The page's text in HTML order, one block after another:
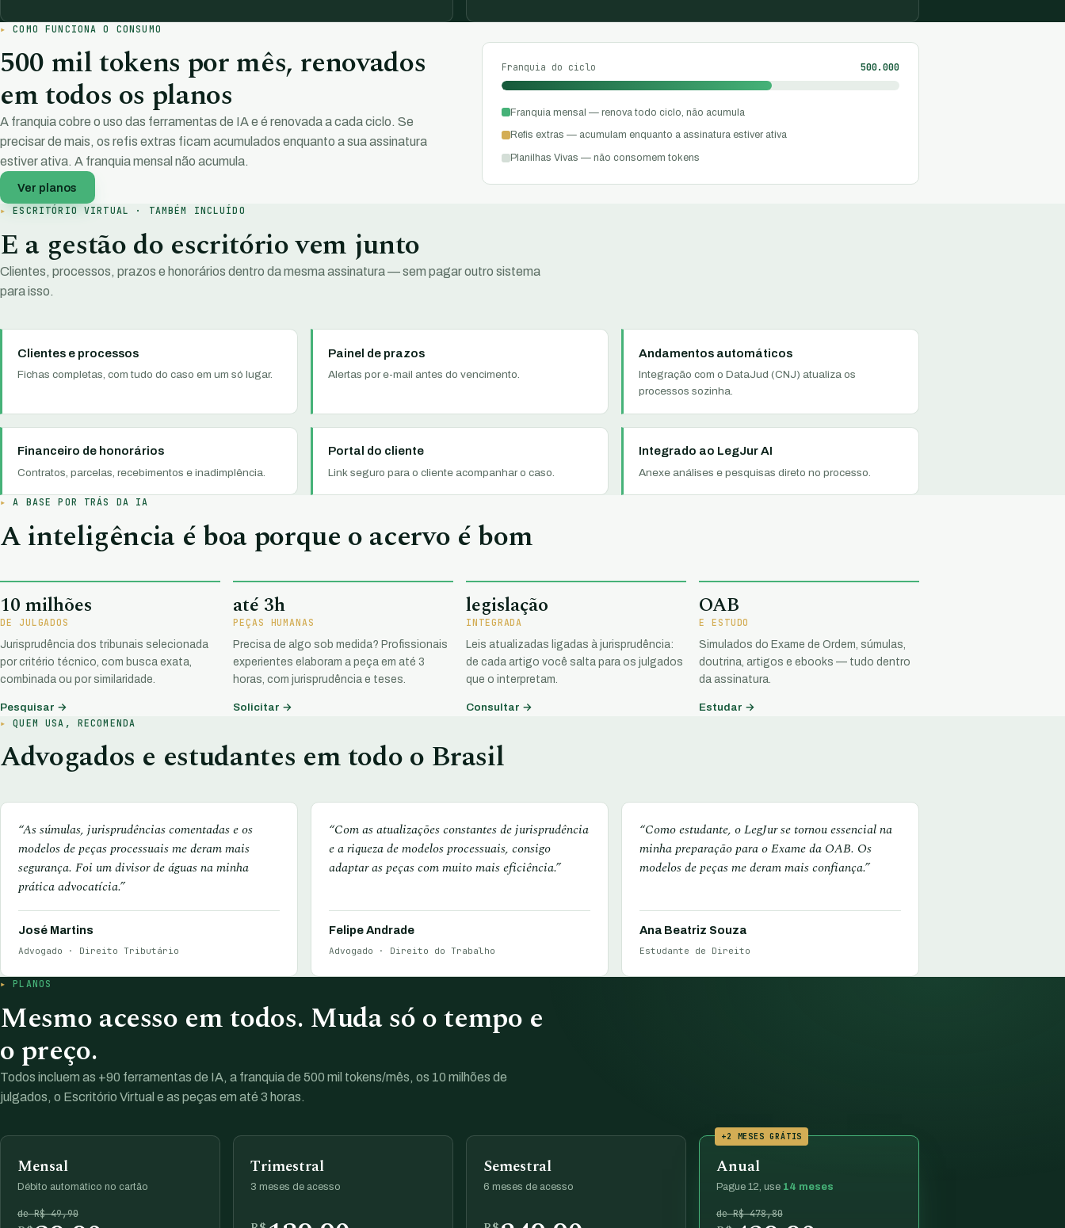
COMO FUNCIONA O CONSUMO
500 mil tokens por mês, renovados
em todos os planos
A franquia cobre o uso das ferramentas de IA e é renovada a cada ciclo. Se
precisar de mais, os refis extras ficam acumulados enquanto a sua assinatura
estiver ativa. A franquia mensal não acumula.
Ver planos
Franquia do ciclo 500.000
Franquia mensal — renova todo ciclo, não acumula
Refis extras — acumulam enquanto a assinatura estiver ativa
Planilhas Vivas — não consomem tokens
ESCRITÓRIO VIRTUAL · TAMBÉM INCLUÍDO
E a gestão do escritório vem junto
Clientes, processos, prazos e honorários dentro da mesma assinatura — sem pagar outro sistema
para isso.
Clientes e processos
Fichas completas, com tudo do caso em um só lugar.
Painel de prazos
Alertas por e-mail antes do vencimento.
Andamentos automáticos
Integração com o DataJud (CNJ) atualiza os
processos sozinha.
Financeiro de honorários
Contratos, parcelas, recebimentos e inadimplência.
Portal do cliente
Link seguro para o cliente acompanhar o caso.
Integrado ao LegJur AI
Anexe análises e pesquisas direto no processo.
A BASE POR TRÁS DA IA
A inteligência é boa porque o acervo é bom
10 milhões
DE JULGADOS
Jurisprudência dos tribunais selecionada
por critério técnico, com busca exata,
combinada ou por similaridade.
Pesquisar →
até 3h
PEÇAS HUMANAS
Precisa de algo sob medida? Profissionais
experientes elaboram a peça em até 3
horas, com jurisprudência e teses.
Solicitar →
legislação
INTEGRADA
Leis atualizadas ligadas à jurisprudência:
de cada artigo você salta para os julgados
que o interpretam.
Consultar →
OAB
E ESTUDO
Simulados do Exame de Ordem, súmulas,
doutrina, artigos e ebooks — tudo dentro
da assinatura.
Estudar →
QUEM USA, RECOMENDA
Advogados e estudantes em todo o Brasil
“As súmulas, jurisprudências comentadas e os
modelos de peças processuais me deram mais
segurança. Foi um divisor de águas na minha
prática advocatícia.”
José Martins
Advogado · Direito Tributário
“Com as atualizações constantes de jurisprudência
e a riqueza de modelos processuais, consigo
adaptar as peças com muito mais eficiência.”
Felipe Andrade
Advogado · Direito do Trabalho
“Como estudante, o LegJur se tornou essencial na
minha preparação para o Exame da OAB. Os
modelos de peças me deram mais confiança.”
Ana Beatriz Souza
Estudante de Direito
PLANOS
Mesmo acesso em todos. Muda só o tempo e
o preço.
Todos incluem as +90 ferramentas de IA, a franquia de 500 mil tokens/mês, os 10 milhões de
julgados, o Escritório Virtual e as peças em até 3 horas.
Mensal
Débito automático no cartão
de R$ 49,90
Trimestral
3 meses de acesso
Semestral
6 meses de acesso
+2 MESES GRÁTIS
Anual
Pague 12, use 14 meses
de R$ 478,80